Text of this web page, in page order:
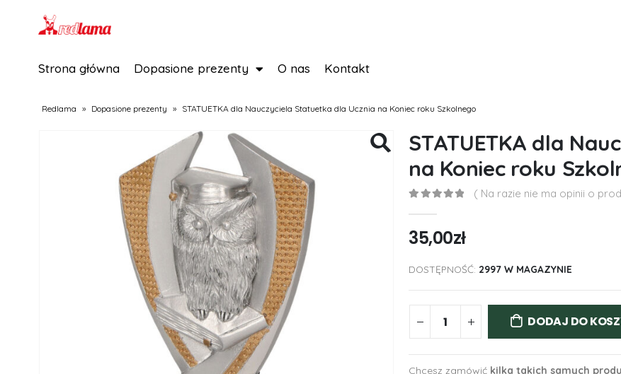
Strona główna Dopasione prezenty O nas Kontakt
Redlama » Dopasione prezenty » STATUETKA dla Nauczyciela Statuetka dla Ucznia na Koniec roku Szkolnego
STATUETKA dla
na Koniec roku
( Na razie nie ma opinii o
35,00zł
DOSTĘPNOŚĆ: 2997 W MAGAZYNIE
DODAJ DO
Chcesz zamówić kilka takich samych